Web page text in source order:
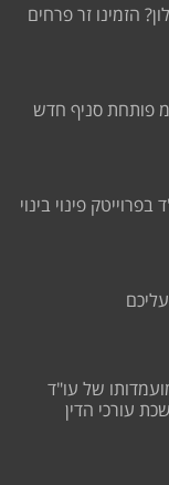
הזמינו זר פרחים
פותחת סניף חדש
נדל"ן תבנה 270 יח"ד בפרוייטק פינוי בינוי
של עו"ד
עורכי הדין